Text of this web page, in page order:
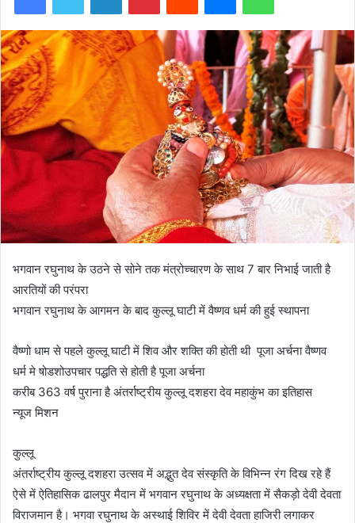
भगवान रघुनाथ के उठने से सोने तक मंत्रोच्चारण के साथ 7 बार निभाई जाती है
आरतियों की परंपरा
भगवान रघुनाथ के आगमन के बाद कुल्लू घाटी में वैष्णव धर्म की हुई स्थापना
वैष्णो धाम से पहले कुल्लू घाटी में शिव और शक्ति की होती थी पूजा अर्चना वैष्णव
धर्म मे षोडशोउपचार पद्धति से होती है पूजा अर्चना
करीब 363 वर्ष पुराना है अंतर्राष्ट्रीय कुल्लू दशहरा देव महाकुंभ का इतिहास
न्यूज मिशन
कुल्लू
अंतर्राष्ट्रीय कुल्लू दशहरा उत्सव में अद्भुत देव संस्कृति के विभिन्न रंग दिख रहे हैं
ऐसे में ऐतिहासिक ढालपुर मैदान में भगवान रघुनाथ के अध्यक्षता में सैकड़ो देवी देवता
विराजमान है। भगवा रघुनाथ के अस्थाई शिविर में देवी देवता हाजिरी लगाकर